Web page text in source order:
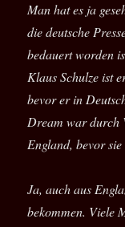
Man hat es ja
die deutsche
bedauert worden
Klaus Schulze ist
bevor er in
Dream war durch
England, bevor
Ja, auch aus
bekommen. Viele